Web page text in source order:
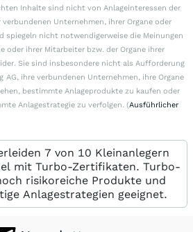
Inhalte sind nicht von Anlageinteressen der
Unternehmen, ihrer Organe oder
spiegeln nicht notwendigerweise die Meinungen
oder ihrer Mitarbeiter bzw. der Organe ihrer
Sie sind insbesondere nicht als Aufforderung
ihre verbundenen Unternehmen, ihre Organe
bestimmte Anlageprodukte zu kaufen oder
Anlagestrategie zu verfolgen. (Ausführlicher
7 von 10 Kleinanlegern
mit Turbo-Zertifikaten. Turbo-
risikoreiche Produkte und
Anlagestrategien geeignet.